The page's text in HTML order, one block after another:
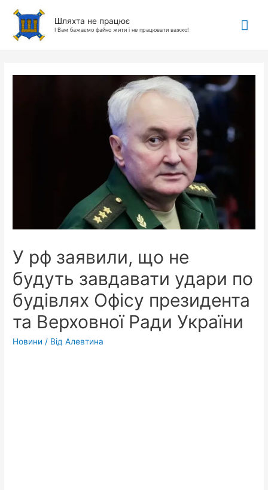
Шляхта не працює
І Вам бажаємо файно жити і не працювати важко!
У рф заявили, що не
будуть завдавати удари по
будівлях Офісу президента
та Верховної Ради України
Новини / ВідАлевтина